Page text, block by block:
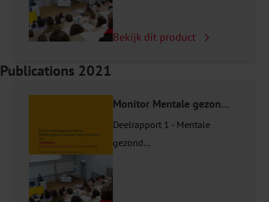
Bekijk dit product
Publications 2021
Monitor Mentale gezondheid en Middelengebruik Studenten hoger onderwijs
Deelrapport 1 - Mentale
gezond...